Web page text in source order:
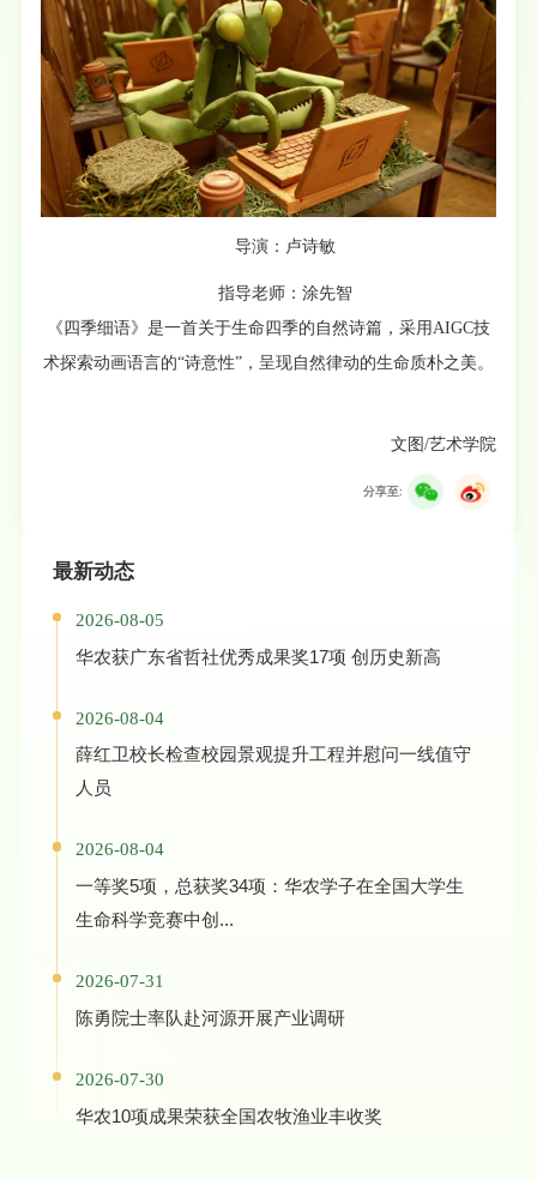
导演：卢诗敏
指导老师：涂先智
《四季细语》是一首关于生命四季的自然诗篇，采用AIGC技
术探索动画语言的“诗意性”，呈现自然律动的生命质朴之美。
文图/艺术学院
分享至:
最新动态
2026-08-05
华农获广东省哲社优秀成果奖17项 创历史新高
2026-08-04
薛红卫校长检查校园景观提升工程并慰问一线值守
人员
2026-08-04
一等奖5项，总获奖34项：华农学子在全国大学生
生命科学竞赛中创...
2026-07-31
陈勇院士率队赴河源开展产业调研
2026-07-30
华农10项成果荣获全国农牧渔业丰收奖